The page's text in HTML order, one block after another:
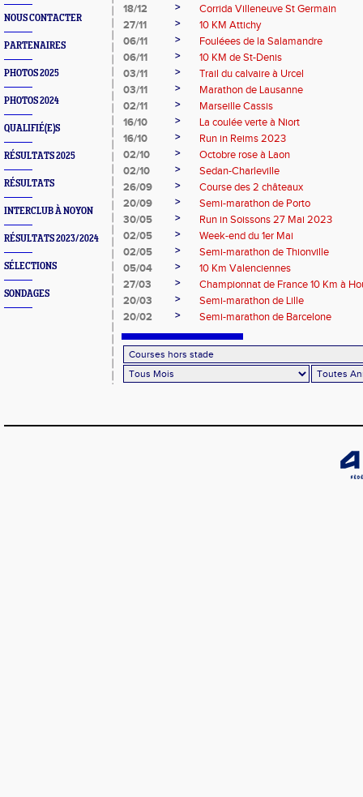
NOUS CONTACTER
PARTENAIRES
PHOTOS 2025
PHOTOS 2024
QUALIFIÉ(E)S
RÉSULTATS 2025
RÉSULTATS
INTERCLUB À NOYON
RÉSULTATS 2023/2024
SÉLECTIONS
SONDAGES
18/12
>
Corrida Villeneuve St Germain
27/11
>
10 KM Attichy
06/11
>
Fouléees de la Salamandre
06/11
>
10 KM de St-Denis
03/11
>
Trail du calvaire à Urcel
03/11
>
Marathon de Lausanne
02/11
>
Marseille Cassis
16/10
>
La coulée verte à Niort
16/10
>
Run in Reims 2023
02/10
>
Octobre rose à Laon
02/10
>
Sedan-Charleville
26/09
>
Course des 2 châteaux
20/09
>
Semi-marathon de Porto
30/05
>
Run in Soissons 27 Mai 2023
02/05
>
Week-end du 1er Mai
02/05
>
Semi-marathon de Thionville
05/04
>
10 Km Valenciennes
27/03
>
Championnat de France 10 Km à
20/03
>
Semi-marathon de Lille
20/02
> Semi-marathon de Barcelone